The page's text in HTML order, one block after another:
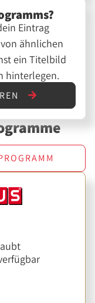
Eintrag
ähnlichen
ein Titelbild
hinterlegen.